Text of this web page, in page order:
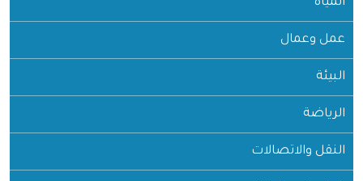
المياه
عمل وعمال
البيئة
الرياضة
النقل والاتصالات